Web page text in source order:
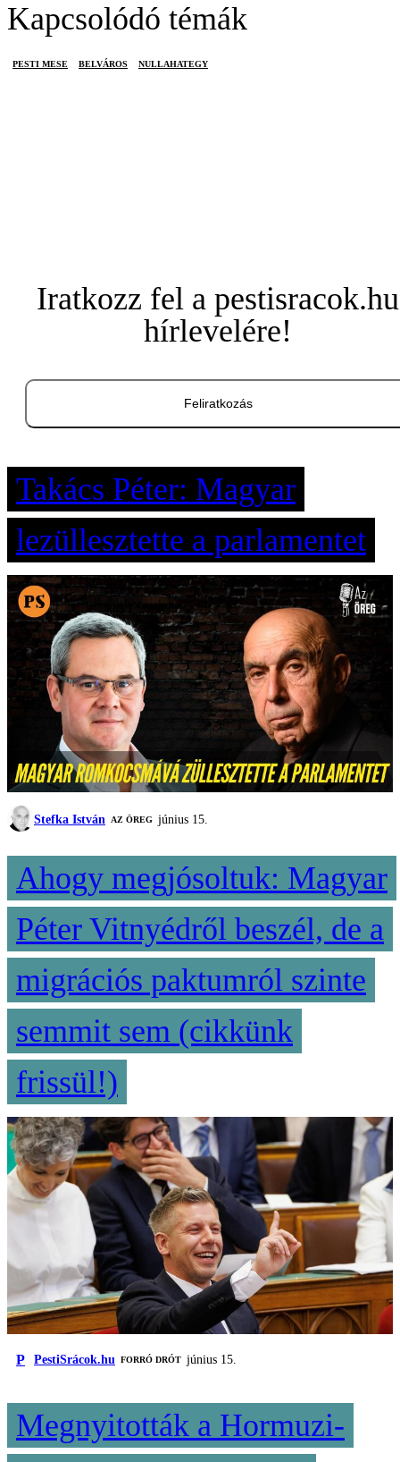
Kapcsolódó témák
PESTI MESE BELVÁROS NULLAHATEGY
Iratkozz fel a pestisracok.hu
hírlevelére!
Feliratkozás
Takács Péter: Magyar
lezüllesztette a parlamentet
Stefka István AZ ÖREG június 15.
Ahogy megjósoltuk: Magyar
Péter Vitnyédről beszél, de a
migrációs paktumról szinte
semmit sem (cikkünk
frissül!)
P PestiSrácok.hu FORRÓ DRÓT június 15.
Megnyitották a Hormuzi-